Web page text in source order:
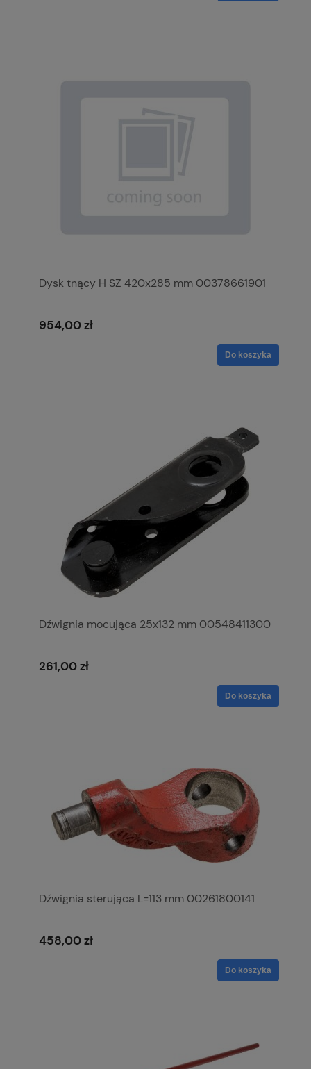
Dysk tnący H SZ 420x285 mm 00378661901
954,00 zł
Do koszyka
Dźwignia mocująca 25x132 mm 00548411300
261,00 zł
Do koszyka
Dźwignia sterująca L=113 mm 00261800141
458,00 zł
Do koszyka